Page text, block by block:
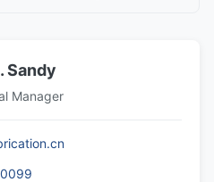
Sandy
Manager